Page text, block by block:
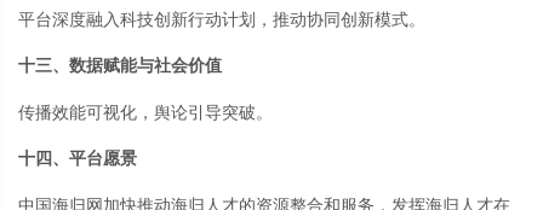
平台深度融入科技创新行动计划，推动协同创新模式。
十三、数据赋能与社会价值
传播效能可视化，舆论引导突破。
十四、平台愿景
中国海归网加快推动海归人才的资源整合和服务，发挥海归人才在